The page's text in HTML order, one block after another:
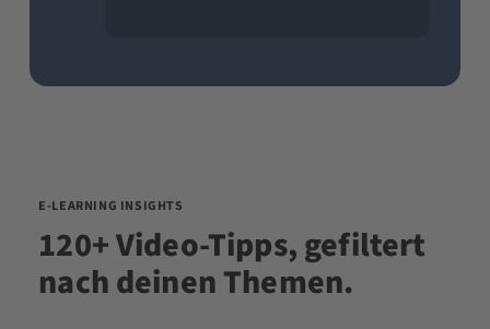
E-LEARNING INSIGHTS
120+ Video-Tipps, gefiltert
nach deinen Themen.